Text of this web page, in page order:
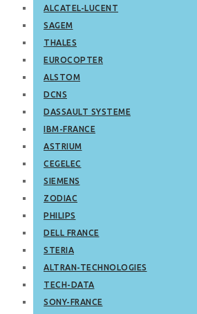
ALCATEL-LUCENT
SAGEM
THALES
EUROCOPTER
ALSTOM
DCNS
DASSAULT SYSTEME
IBM-FRANCE
ASTRIUM
CEGELEC
SIEMENS
ZODIAC
PHILIPS
DELL FRANCE
STERIA
ALTRAN-TECHNOLOGIES
TECH-DATA
SONY-FRANCE